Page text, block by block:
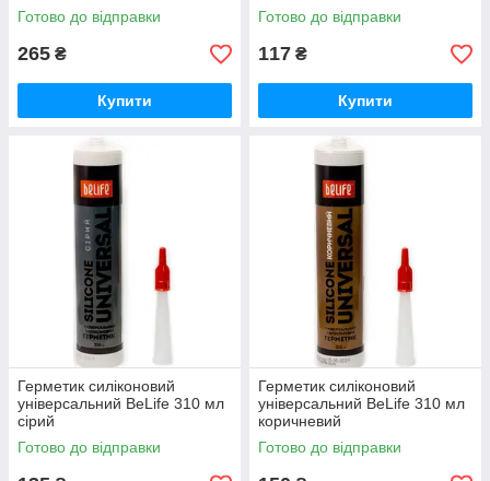
Готово до відправки
265 ₴
Купити
Готово до відправки
117 ₴
Купити
Герметик силіконовий
універсальний BeLife 310 мл
сірий
Готово до відправки
Герметик силіконовий
універсальний BeLife 310 мл
коричневий
Готово до відправки